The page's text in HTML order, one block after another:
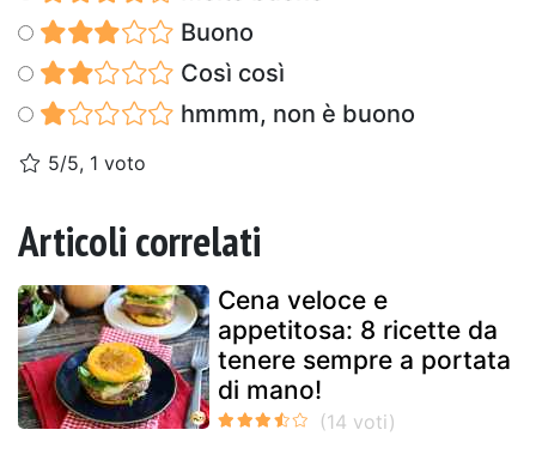
Buono
Così così
hmmm, non è buono
5/5, 1 voto
Articoli correlati
Cena veloce e
appetitosa: 8 ricette da
tenere sempre a portata
di mano!